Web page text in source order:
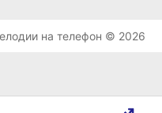
на телефон © 2026